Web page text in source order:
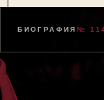
БИОГРАФИЯ №